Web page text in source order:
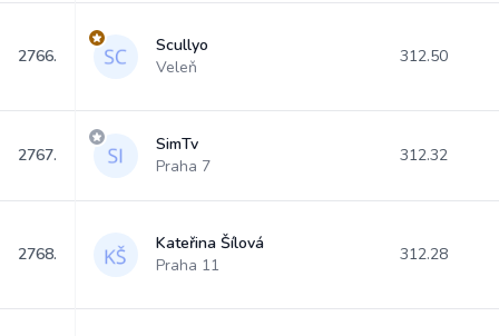
2766.
Scullyo
Veleň
312.50
2767.
SimTv
Praha 7
312.32
2768.
Kateřina Šílová
Praha 11
312.28